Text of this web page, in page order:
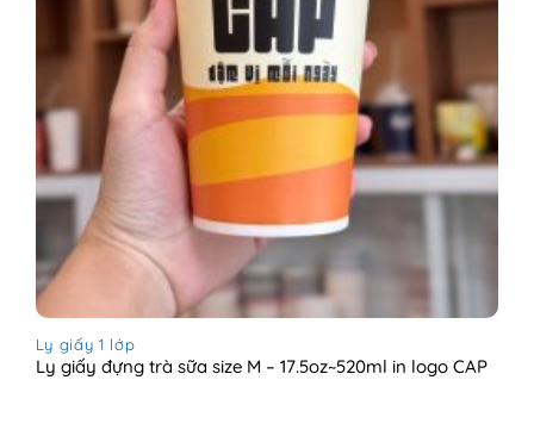
Ly giấy 1 lớp
Ly giấy đựng trà sữa size M – 17.5oz~520ml in logo CAP